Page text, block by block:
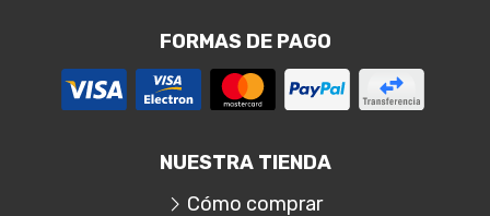
FORMAS DE PAGO
NUESTRA TIENDA
Cómo comprar